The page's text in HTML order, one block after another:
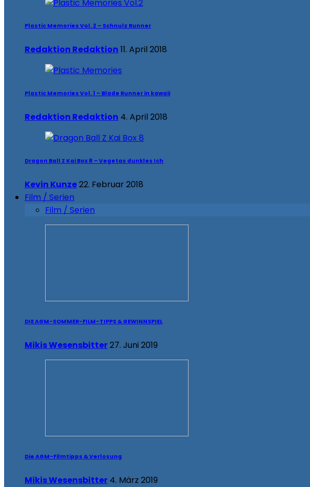
Plastic Memories Vol. 2 – Schnulz Runner
Redaktion Redaktion 11. April 2018
Plastic Memories Vol. 1 – Blade Runner in kawaii
Redaktion Redaktion 4. April 2018
Dragon Ball Z Kai Box 8 – Vegetas dunkles Ich
Kevin Kunze22. Februar 2018
Film / Serien
Film / Serien
DIE AGM-SOMMER-FILM-TIPPS & GEWINNSPIEL
Mikis Wesensbitter27. Juni 2019
Die AGM-Filmtipps & Verlosung
Mikis Wesensbitter 4. März 2019